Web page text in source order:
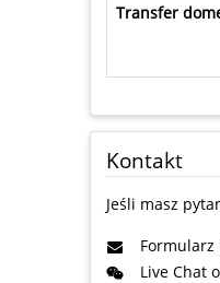
Transfer
Kontakt
Jeśli masz
Formularz
Live Chat